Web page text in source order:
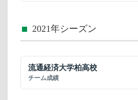
2021年シーズン
流通経済大学柏高校
チーム成績